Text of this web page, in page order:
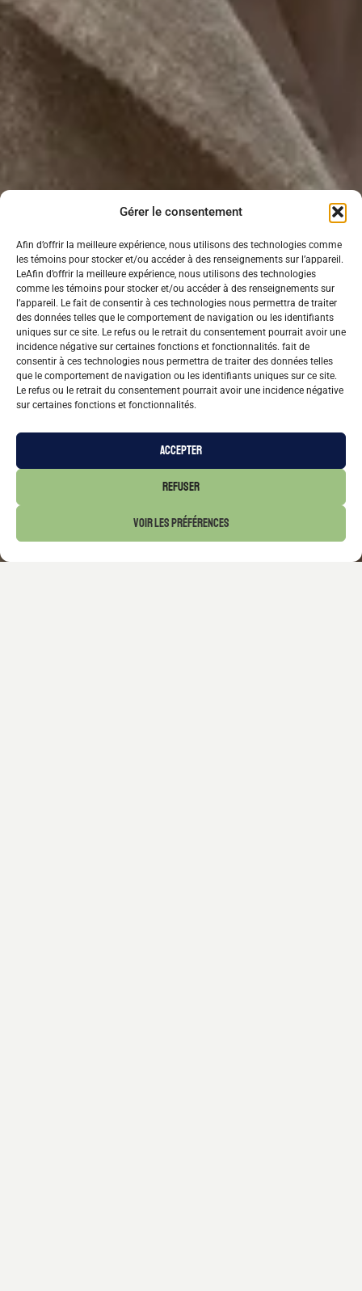
Gérer le consentement
Afin d’offrir la meilleure expérience, nous utilisons des technologies comme
les témoins pour stocker et/ou accéder à des renseignements sur l’appareil.
LeAfin d’offrir la meilleure expérience, nous utilisons des technologies
comme les témoins pour stocker et/ou accéder à des renseignements sur
l’appareil. Le fait de consentir à ces technologies nous permettra de traiter
des données telles que le comportement de navigation ou les identifiants
uniques sur ce site. Le refus ou le retrait du consentement pourrait avoir une
incidence négative sur certaines fonctions et fonctionnalités. fait de
consentir à ces technologies nous permettra de traiter des données telles
que le comportement de navigation ou les identifiants uniques sur ce site.
Le refus ou le retrait du consentement pourrait avoir une incidence négative
sur certaines fonctions et fonctionnalités.
ACCEPTER
REFUSER
VOIR LES PRÉFÉRENCES